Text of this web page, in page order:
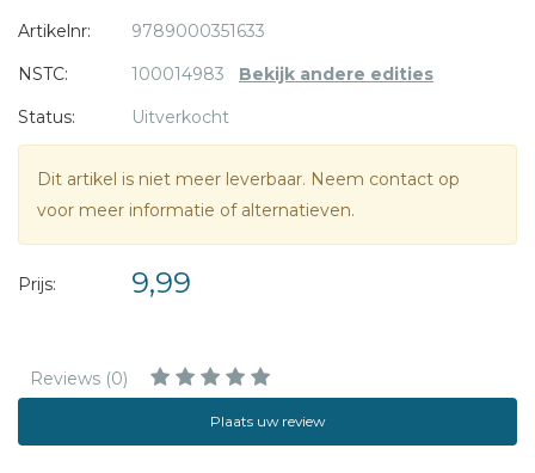
Artikelnr:
9789000351633
NSTC:
100014983 Bekijk andere edities
Status:
Uitverkocht
Dit artikel is niet meer leverbaar. Neem contact op
voor meer informatie of alternatieven.
Prijs: 9,99
Reviews (0)
Plaats uw review